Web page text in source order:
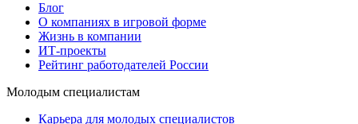
Блог
О компаниях в игровой форме
Жизнь в компании
ИТ-проекты
Рейтинг работодателей России
Молодым специалистам
Карьера для молодых специалистов